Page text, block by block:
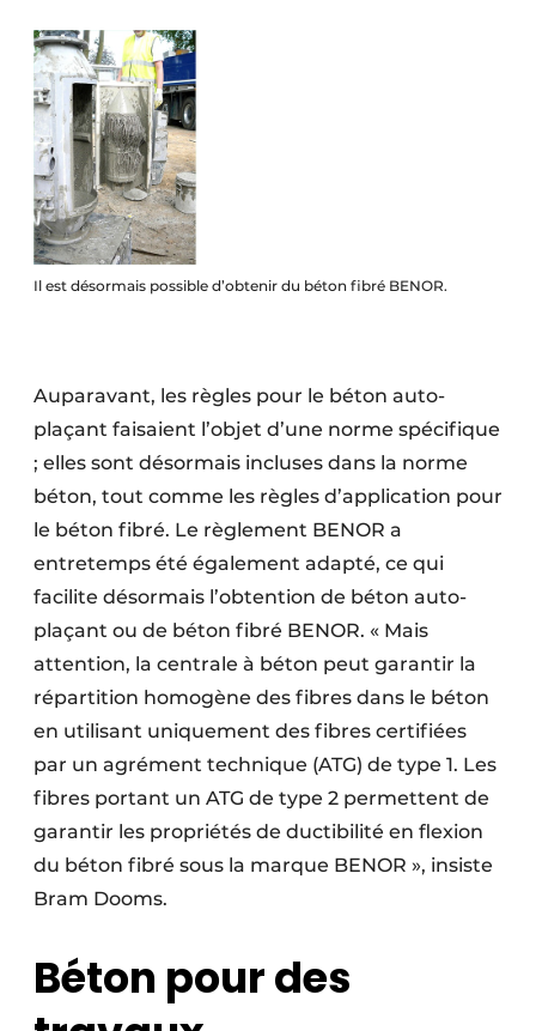
Il est désormais possible d’obtenir du béton fibré BENOR.
Auparavant, les règles pour le béton auto-
plaçant faisaient l’objet d’une norme spécifique
; elles sont désormais incluses dans la norme
béton, tout comme les règles d’application pour
le béton fibré. Le règlement BENOR a
entretemps été également adapté, ce qui
facilite désormais l’obtention de béton auto-
plaçant ou de béton fibré BENOR. « Mais
attention, la centrale à béton peut garantir la
répartition homogène des fibres dans le béton
en utilisant uniquement des fibres certifiées
par un agrément technique (ATG) de type 1. Les
fibres portant un ATG de type 2 permettent de
garantir les propriétés de ductibilité en flexion
du béton fibré sous la marque BENOR », insiste
Bram Dooms.
Béton pour des